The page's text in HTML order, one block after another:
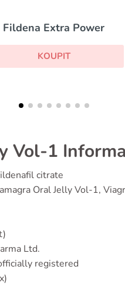
Levitra
KOUPIT
Vol-1
citrate
Oral Jelly Vol-1,
Ltd.
registered